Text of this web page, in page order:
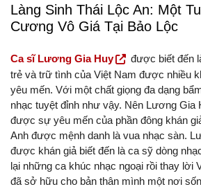
Làng Sinh Thái Lộc An: Một
Cương Vô Giá Tại Bảo Lộc
Ca sĩ Lương Gia Huy
được biết đến
trẻ và trữ tình của Việt Nam được nhiều
yêu mến. Với một chất giọng đa dạng
nhạc tuyệt đỉnh như vậy. Nên Lương Gia
được sự yêu mến của phần đông khán
Anh được mệnh danh là vua nhạc sàn.
được khán giả biết đến là ca sỹ dòng
lại những ca khúc nhạc ngoại rồi thay lời
đã sở hữu cho bản thân mình một nơi